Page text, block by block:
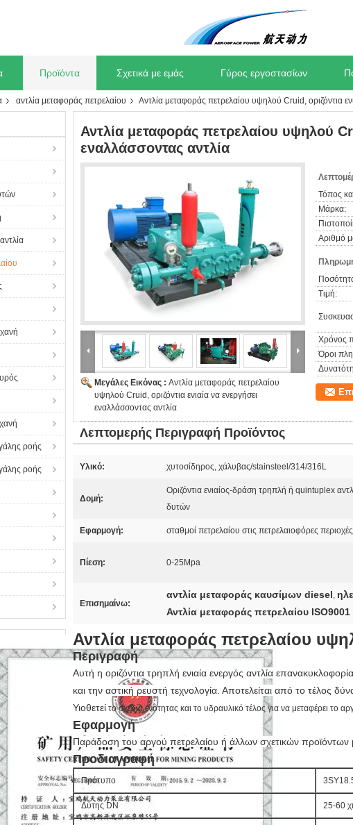
Προϊόντα Σχετικά με εμάς Γύρος εργοστασίων
αντλία μεταφοράς πετρελαίου Αντλία μεταφοράς πετρελαίου υψηλού Cruid, οριζόντια
ροής
ροής
Αντλία μεταφοράς πετρελαίου υψηλού
εναλλάσσοντας αντλία
Μεγάλες Εικόνας : Αντλία μεταφοράς πετρελαίου
υψηλού Cruid, οριζόντια ενιαία να ενεργήσει
εναλλάσσοντας αντλία
Τόπος
Μάρκα:
Αριθμό
Τιμή:
Χρόνος
Όροι
Λεπτομερής Περιγραφή Προϊόντος
Υλικό: χυτοσίδηρος, χάλυβας/stainsteel/314/316L
Δομή:
Οριζόντια ενιαίος-δράση τρηπλή ή quintuplex
δυτών
Εφαρμογή: σταθμοί πετρελαίου στις πετρελαιοφόρες περιοχές
Πίεση: 0-25Mpa
Επισημαίνω:
αντλία μεταφοράς καυσίμων diesel,
Αντλία μεταφοράς πετρελαίου
Αντλία μεταφοράς πετρελαίου
Περιγραφή
Αυτή η οριζόντια τρηπλή ενιαία ενεργός αντλία
και την αστική ρευστή τεχνολογία. Αποτελείται από το τέλος
Υιοθετεί το σχέδιο ενότητας και το υδραυλικό τέλος για να μεταφέρει το
Εφαρμογή
Παράδοση του αργού πετρελαίου ή άλλων σχετικών προϊόντων
Προδιαγραφή
Πρότυπο
Δύτης DN 25-60